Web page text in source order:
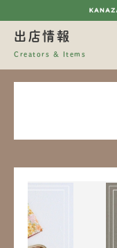
出店情報
Creators & Items